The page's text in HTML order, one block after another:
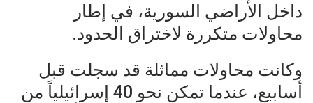
داخل الأراضي السورية، في إطار
محاولات متكررة لاختراق الحدود.
وكانت محاولات مماثلة قد سجلت قبل
أسابيع، عندما تمكن نحو 40 إسرائيلياً من